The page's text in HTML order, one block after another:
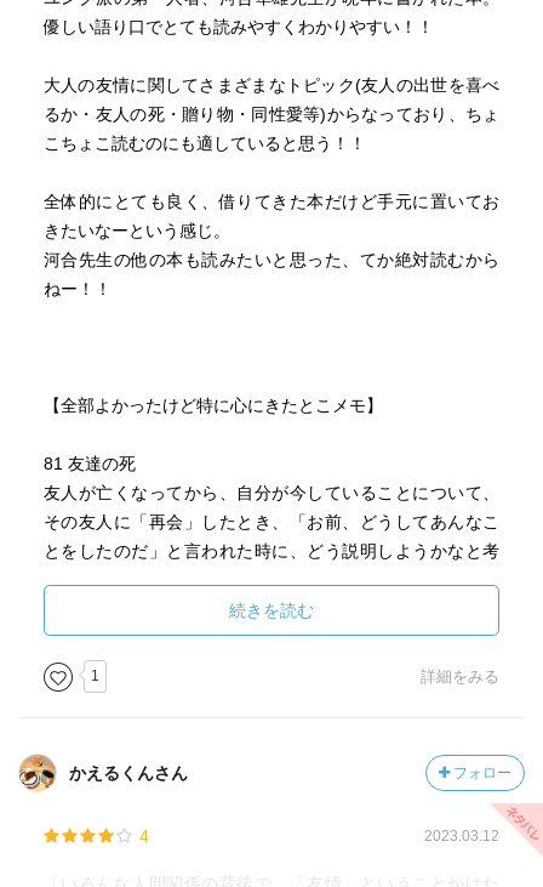
優しい語り口でとても読みやすくわかりやすい！！
大人の友情に関してさまざまなトピック(友人の出世を喜べ
るか・友人の死・贈り物・同性愛等)からなっており、ちょ
こちょこ読むのにも適していると思う！！
全体的にとても良く、借りてきた本だけど手元に置いてお
きたいなーという感じ。
河合先生の他の本も読みたいと思った、てか絶対読むから
ねー！！
【全部よかったけど特に心にきたとこメモ】
81 友達の死
友人が亡くなってから、自分が今していることについて、
その友人に「再会」したとき、「お前、どうしてあんなこ
とをしたのだ」と言われた時に、どう説明しようかなと考
死んだ友人たちが、自分を見ている、あるいは、見てくれ
ている、と考えることは生きてゆく上で大切なことと思
う。
続きを読む
1 詳細をみる
かえるくんさん フォロー
4 2023.03.12